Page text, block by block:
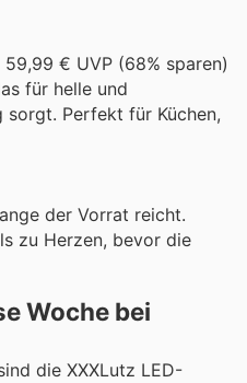
€ UVP (68% sparen)
für helle und
sorgt. Perfekt für Küchen,
der Vorrat reicht.
zu Herzen, bevor die
Woche bei
die XXXLutz LED-